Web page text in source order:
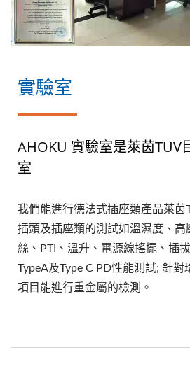
實驗室
AHOKU 實驗室是萊茵TUV
室
我們能進行德法式插座類產品萊茵
插頭及插座類的測試如溫濕度、高
絲、PTI、溫升、電源線搖擺、插
TypeA及Type C PD性能測試; 針對
項目能進行重金屬的檢測。